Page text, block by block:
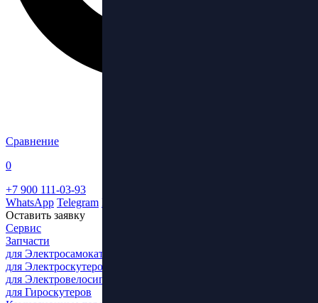
Сравнение
0
+7 900 111-03-93
WhatsApp Telegram ВКонтакте
Оставить заявку
Сервис
Запчасти
для Электросамокатов
для Электроскутеров
для Электровелосипедов
для Гироскутеров